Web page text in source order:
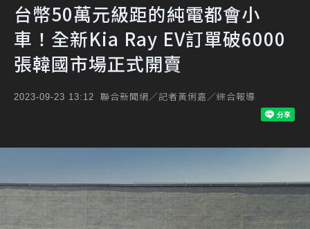
台幣50萬元級距的純電都會小
車！全新Kia Ray EV訂單破6000
張韓國市場正式開賣
2023-09-23 13:12 聯合新聞網／記者黃俐嘉／綜合報導